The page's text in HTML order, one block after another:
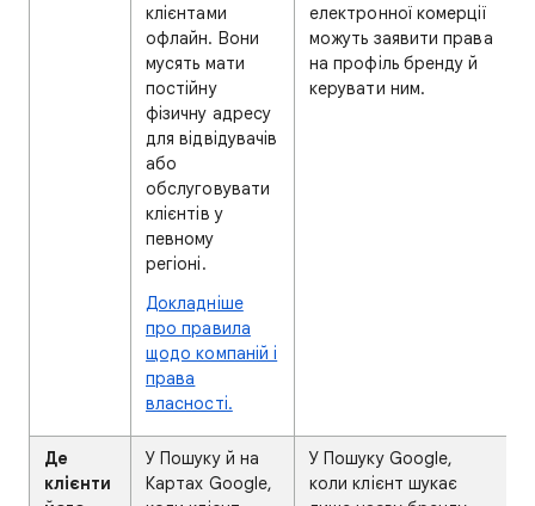
клієнтами
офлайн. Вони
мусять мати
постійну
фізичну адресу
для відвідувачів
або
обслуговувати
клієнтів у
певному
регіоні.
Докладніше
про правила
щодо компаній і
права
власності.
електронної комерції
можуть заявити права
на профіль бренду й
керувати ним.
Де
клієнти
У Пошуку й на
Картах Google,
У Пошуку Google,
коли клієнт шукає